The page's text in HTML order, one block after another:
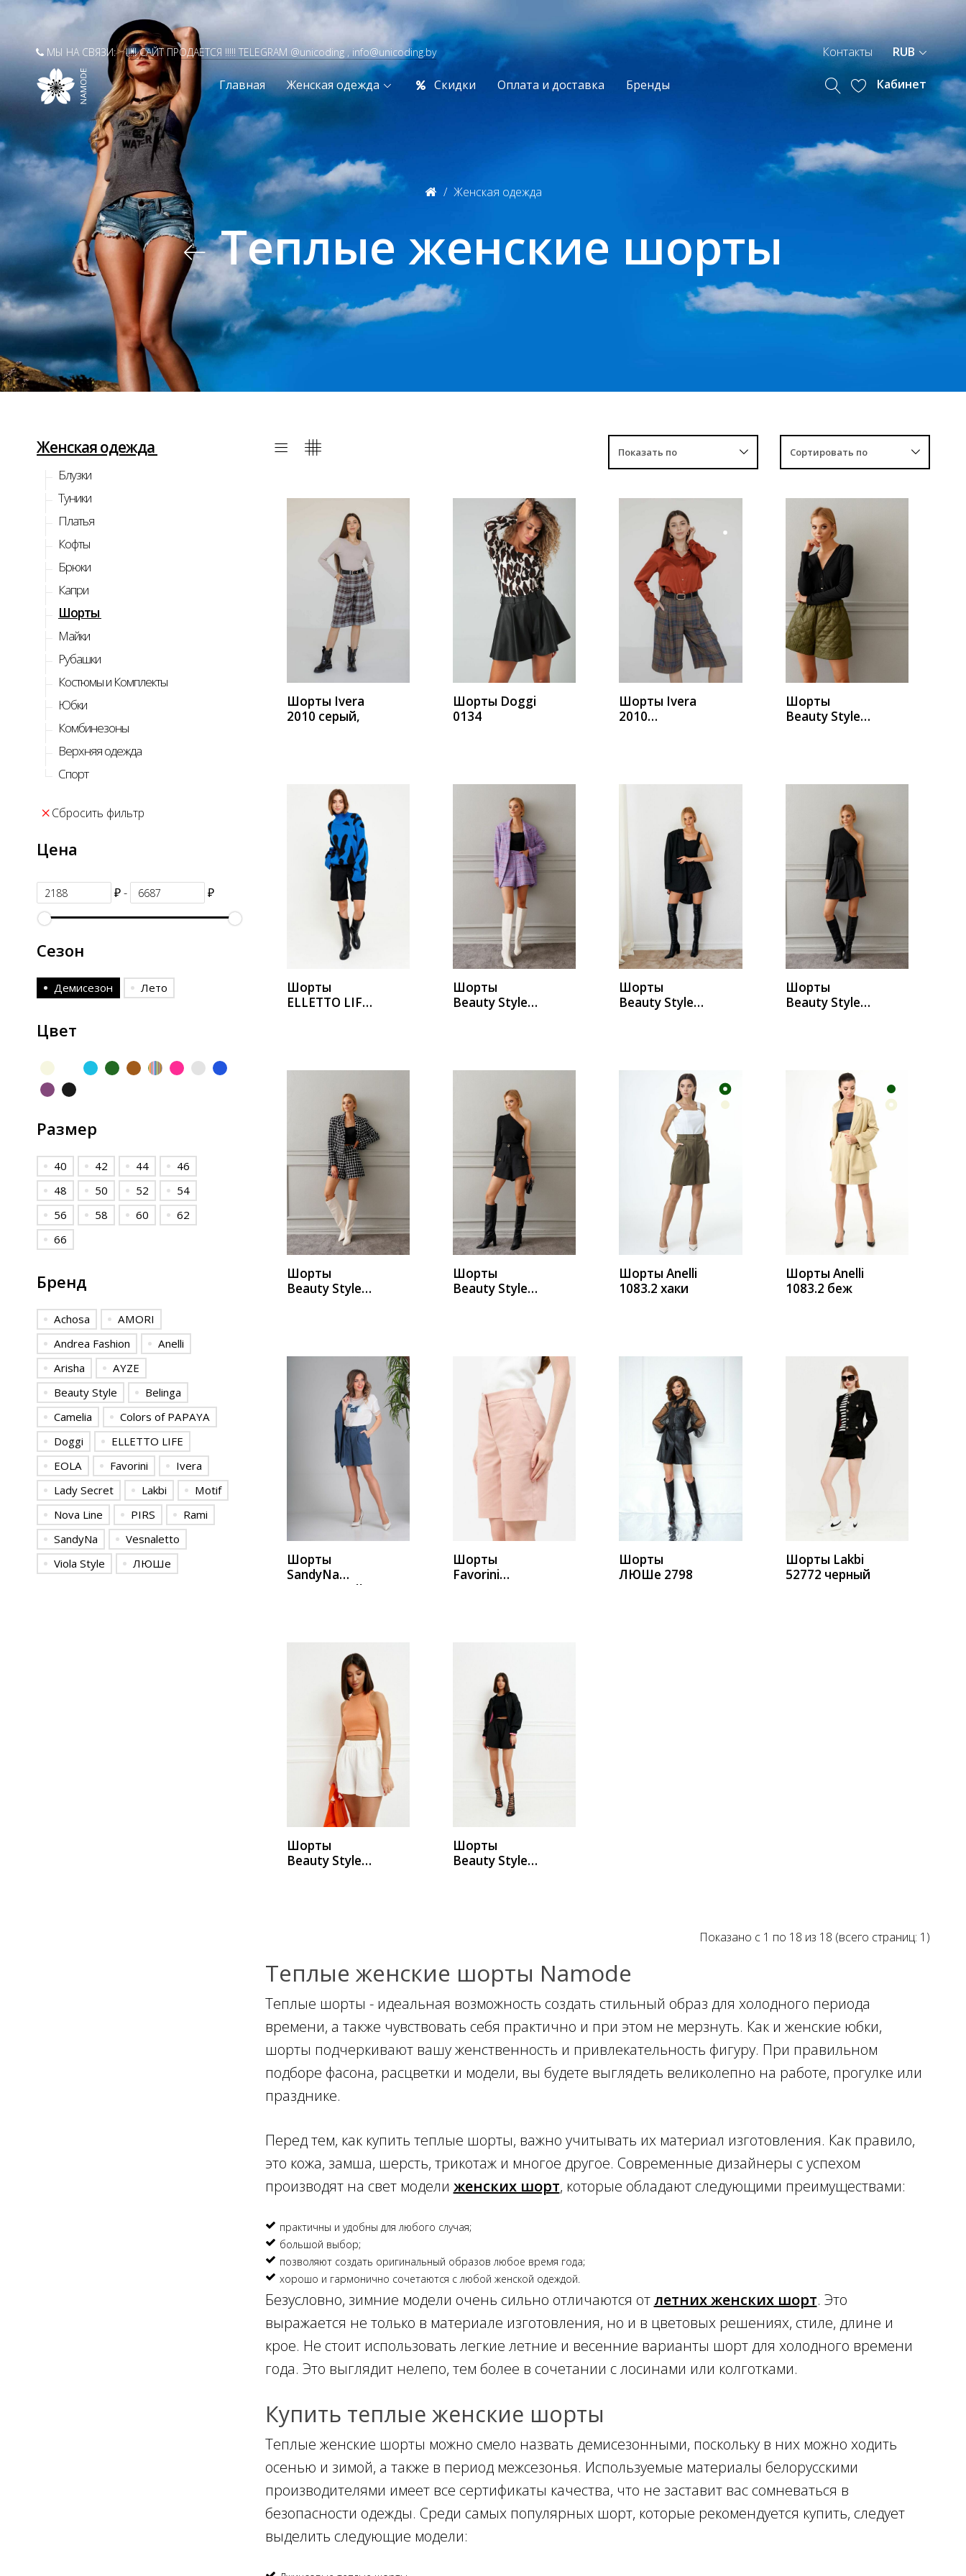
МЫ НА СВЯЗИ: !!!!! САЙТ ПРОДАЕТСЯ !!!!! TELEGRAM @unicoding , info@unicoding.by Контакты RUB
Главная Женская одежда Скидки Оплата и доставка Бренды Кабинет
Женская одежда
Теплые женские шорты
Женская одежда
Блузки
Туники
Платья
Кофты
Брюки
Капри
Шорты
Майки
Рубашки
Костюмы и Комплекты
Юбки
Комбинезоны
Верхняя одежда
Спорт
Сбросить фильтр
Цена
₽ - ₽
Сезон
Демисезон Лето
Цвет
Размер
40 42 44
46
48
50 52
54
56
58 60
62
66
Бренд
Achosa
AMORI
Andrea Fashion
Anelli
Arisha
AYZE
Beauty Style
Belinga
Camelia
Colors of PAPAYA
Doggi
ELLETTO LIFE
EOLA
Favorini
Ivera
Lady Secret
Lakbi
Motif
Nova Line
PIRS
Rami
SandyNa
Vesnaletto
Viola Style
ЛЮШе
Шорты Ivera
2010 серый,
КУПИТЬ
Шорты Doggi
0134
КУПИТЬ
Шорты Ivera
2010
КУПИТЬ
Шорты
Beauty Style
КУПИТЬ
Шорты
ELLETTO LIFE
КУПИТЬ
Шорты
Beauty Style
КУПИТЬ
Шорты
Beauty Style
КУПИТЬ
Шорты
Beauty Style
КУПИТЬ
Шорты
Beauty Style
КУПИТЬ
Шорты
Beauty Style
КУПИТЬ
Шорты Anelli
1083.2 хаки
КУПИТЬ
Шорты Anelli
1083.2 беж
Шорты
SandyNa
13754 синий
Шорты
Favorini
КУПИТЬ
Шорты
ЛЮШе 2798
КУПИТЬ
Шорты Lakbi
52772 черный
КУПИТЬ
Шорты
Beauty Style
КУПИТЬ
Шорты
Beauty Style
КУПИТЬ
Показано с 1 по 18 из 18 (всего страниц: 1)
Теплые женские шорты Namode
Теплые шорты - идеальная возможность создать стильный образ для холодного периода
времени, а также чувствовать себя практично и при этом не мерзнуть. Как и женские юбки,
шорты подчеркивают вашу женственность и привлекательность фигуру. При правильном
подборе фасона, расцветки и модели, вы будете выглядеть великолепно на работе, прогулке или
празднике.
Перед тем, как купить теплые шорты, важно учитывать их материал изготовления. Как правило,
это кожа, замша, шерсть, трикотаж и многое другое. Современные дизайнеры с успехом
производят на свет модели женских шорт, которые обладают следующими преимуществами:
практичны и удобны для любого случая;
большой выбор;
позволяют создать оригинальный образов любое время года;
хорошо и гармонично сочетаются с любой женской одеждой.
Безусловно, зимние модели очень сильно отличаются от летних женских шорт. Это
выражается не только в материале изготовления, но и в цветовых решениях, стиле, длине и
крое. Не стоит использовать легкие летние и весенние варианты шорт для холодного времени
года. Это выглядит нелепо, тем более в сочетании с лосинами или колготками.
Купить теплые женские шорты
Теплые женские шорты можно смело назвать демисезонными, поскольку в них можно ходить
осенью и зимой, а также в период межсезонья. Используемые материалы белорусскими
производителями имеет все сертификаты качества, что не заставит вас сомневаться в
безопасности одежды. Среди самых популярных шорт, которые рекомендуется купить, следует
выделить следующие модели: